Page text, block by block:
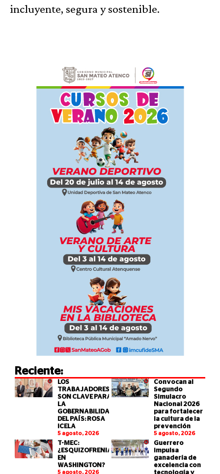
incluyente, segura y sostenible.
Reciente:
LOS
TRABAJADORES
SON CLAVE PARA
LA
GOBERNABILIDAD
DEL PAÍS: ROSA
ICELA
5 agosto, 2026
Convocan al
Segundo
Simulacro
Nacional 2026
para fortalecer
la cultura de la
prevención
5 agosto, 2026
T-MEC:
¿ESQUIZOFRENIA
EN
WASHINGTON?
5 agosto, 2026
Guerrero
impulsa
ganadería de
excelencia con